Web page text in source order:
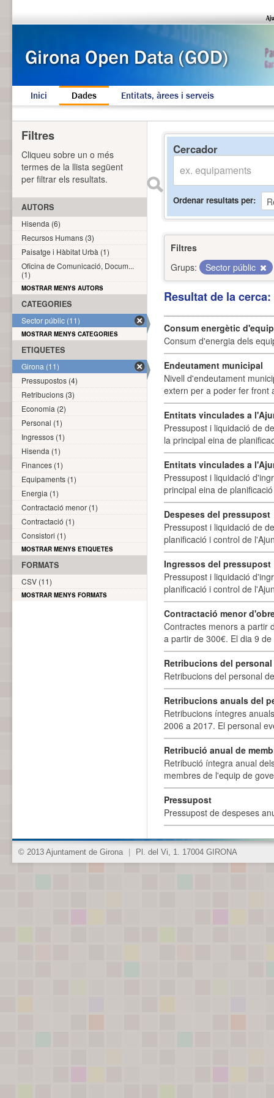
Inici Dades Entitats, àrees i serveis
Cercador
Ordenar resultats per
Filtres
Grups:
Sector públic
Resultat de la
Consum energètic
Consum d'energia dels
Endeutament municipal
Nivell d'endeutament
extern per a poder fer front
Entitats vinculades a
Pressupost i liquidació de
la principal eina de
Entitats vinculades a
Pressupost i liquidació
principal eina de
Despeses del pressupost
Pressupost i liquidació de
planificació i control de
Ingressos del pressupost
Pressupost i liquidació
planificació i control de
Contractació menor
Contractes menors a partir
a partir de 300€. El dia 9
Retribucions del
Retribucions del personal
Retribucions anuals del
Retribucions íntegres
2006 a 2017. El personal
Retribució anual de
Retribució íntegra anual
membres de l'equip de
Pressupost
Pressupost de despeses
Filtres
Cliqueu sobre un o més
termes de la llista següent
per filtrar els resultats.
AUTORS
Hisenda (6)
Recursos Humans (3)
Paisatge i Hàbitat Urbà (1)
Oficina de Comunicació, Docum...
(1)
MOSTRAR MENYS AUTORS
CATEGORIES
Sector públic (11)
MOSTRAR MENYS CATEGORIES
ETIQUETES
Girona (11)
Pressupostos (4)
Retribucions (3)
Economia (2)
Personal (1)
Ingressos (1)
Hisenda (1)
Finances (1)
Equipaments (1)
Energia (1)
Contractació menor (1)
Contractació (1)
Consistori (1)
MOSTRAR MENYS ETIQUETES
FORMATS
CSV (11)
MOSTRAR MENYS FORMATS
© 2013 Ajuntament de Girona Pl. del Vi, 1. 17004 GIRONA